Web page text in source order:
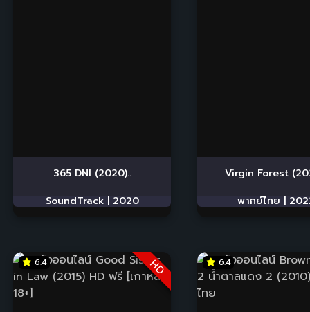
365 DNI (2020)..
SoundTrack | 2020
Virgin Forest
พากย์ไทย |
HD
6.4 6.4